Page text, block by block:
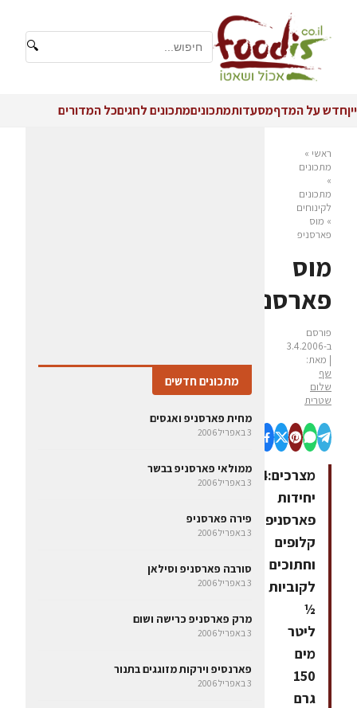
🔍
ייןחדש על המדףמסעדותמתכוניםמתכונים לחגיםכל המדורים
ראשי »
מתכונים
»
מתכונים
לקינוחים
» מוס
פארסניפ
מוס
פארסניפ
פורסם
ב-3.4.2006
| מאת:
שף
שלום
שטרית
מצרכים:4
יחידות
פארסניפ
קלופים
וחתוכים
לקוביות
½
ליטר
מים
150
גרם
מתכונים חדשים
מחית פארסניפ ואגסים
3 באפריל 2006
ממולאי פארסניפ בבשר
3 באפריל 2006
פירה פארסניפ
3 באפריל 2006
סורבה פארסניפ וסילאן
3 באפריל 2006
מרק פארסניפ כרישה ושום
3 באפריל 2006
פארנסיפ וירקות מזוגגים בתנור
3 באפריל 2006